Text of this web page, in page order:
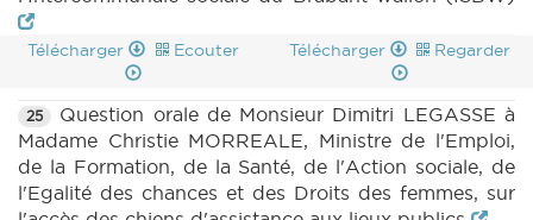
Télécharger Ecouter Télécharger Regarder
25
Question orale de Monsieur Dimitri LEGASSE à
Madame Christie MORREALE, Ministre de l'Emploi,
de la Formation, de la Santé, de l'Action sociale, de
l'Egalité des chances et des Droits des femmes, sur